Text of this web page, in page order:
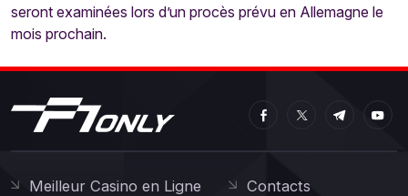
seront examinées lors d’un procès prévu en Allemagne le
mois prochain.
Meilleur Casino en Ligne
Contacts